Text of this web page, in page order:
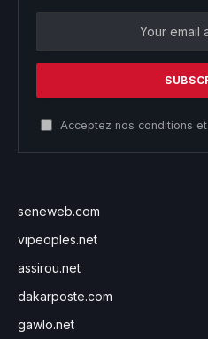
Acceptez nos conditions et
seneweb.com
vipeoples.net
assirou.net
dakarposte.com
gawlo.net